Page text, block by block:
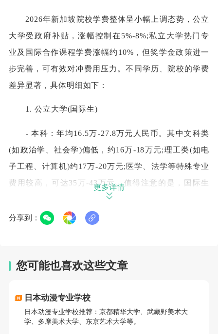
2026年新加坡院校学费整体呈小幅上调态势，公立
大学受政府补贴，涨幅控制在5%-8%;私立大学热门专
业及国际合作课程学费涨幅约10%，但奖学金政策进一
步完善，可有效对冲费用压力。不同学历、院校的学费
差异显著，具体明细如下：
1. 公立大学(国际生)
- 本科：年均16.5万-27.8万元人民币。其中文科类
(如政治学、社会学)偏低，约16万-18万元;理工类(如电
子工程、计算机)约17万-20万元;医学、法学等特殊专业
费用较高，可达35万-43万元。值得注意的是，国际生
可申请新加坡教育部学费津贴(MOE Tuition Grant)，减
免比例根据专业调整为40%-60%，申请成功后学费可降
- 硕士：授课型硕士年均16.5万-32.5万元，其中商
校会提供一定的科研补贴。
更多详情
分享到：
您可能也喜欢这些文章
日本动漫专业学校
日本动漫专业学校推荐：京都精华大学、武藏野美术大
学、多摩美术大学、东京艺术大学等。